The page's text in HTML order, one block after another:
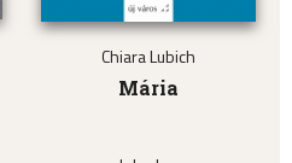
Chiara Lubich
Mária